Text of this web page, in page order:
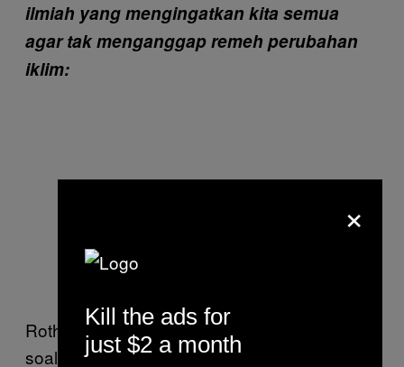
ilmiah yang mengingatkan kita semua
agar tak menganggap remeh perubahan
iklim:
Rothman mendasarkan hitungan matematis
soal ambang batas emisi karbon itu,
×
Kill the ads for
just $2 a month